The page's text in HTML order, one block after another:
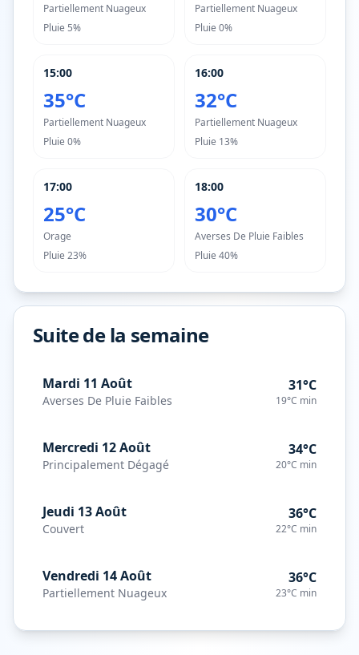
Partiellement Nuageux
Pluie 5%
Partiellement Nuageux
Pluie 0%
15:00
35°C
Partiellement Nuageux
Pluie 0%
16:00
32°C
Partiellement Nuageux
Pluie 13%
17:00
25°C
Orage
Pluie 23%
18:00
30°C
Averses De Pluie Faibles
Pluie 40%
Suite de la semaine
Mardi 11 Août
Averses De Pluie Faibles
31°C
19°C min
Mercredi 12 Août
Principalement Dégagé
34°C
20°C min
Jeudi 13 Août
Couvert
36°C
22°C min
Vendredi 14 Août
Partiellement Nuageux
36°C
23°C min